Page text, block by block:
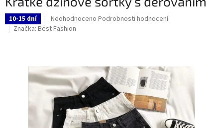
10-15 dní
Průměrné
hodnocení
5
hvězdiček.
Neohodnoceno Podrobnosti hodnocení
Značka: Best Fashion